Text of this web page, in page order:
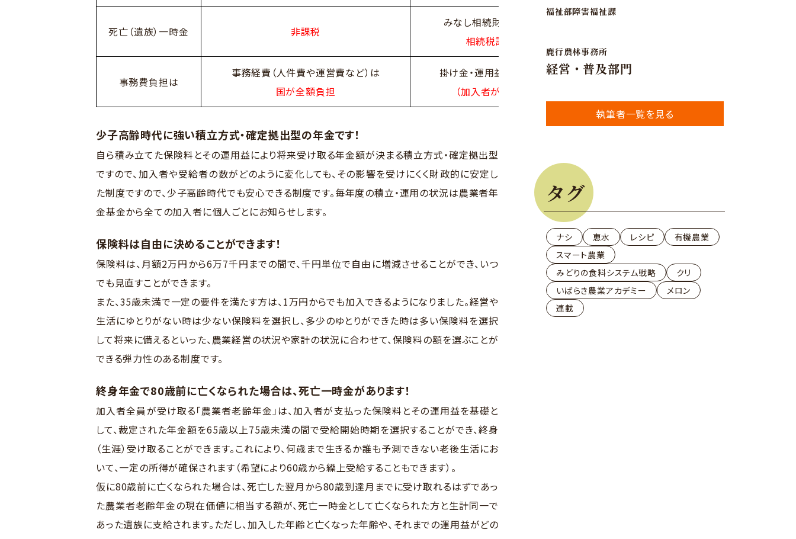
死亡（遺族）一時金 非課税
みなし相続財産として
相続税課税
事務費負担は
事務経費（人件費や運営費など）は
国が全額負担
掛け金・運用益から支出
（加入者が負担）
少子高齢時代に強い積立方式・確定拠出型の年金です！
自ら積み立てた保険料とその運用益により将来受け取る年金額が決まる積立方式・確定拠出型
ですので、加入者や受給者の数がどのように変化しても、その影響を受けにくく財政的に安定し
た制度ですので、少子高齢時代でも安心できる制度です。毎年度の積立・運用の状況は農業者年
金基金から全ての加入者に個人ごとにお知らせします。
保険料は自由に決めることができます！
保険料は、月額2万円から6万7千円までの間で、千円単位で自由に増減させることができ、いつ
でも見直すことができます。
また、35歳未満で一定の要件を満たす方は、1万円からでも加入できるようになりました。経営や
生活にゆとりがない時は少ない保険料を選択し、多少のゆとりができた時は多い保険料を選択
して将来に備えるといった、農業経営の状況や家計の状況に合わせて、保険料の額を選ぶことが
できる弾力性のある制度です。
終身年金で80歳前に亡くなられた場合は、死亡一時金があります！
加入者全員が受け取る「農業者老齢年金」は、加入者が支払った保険料とその運用益を基礎と
して、裁定された年金額を65歳以上75歳未満の間で受給開始時期を選択することができ、終身
（生涯）受け取ることができます。これにより、何歳まで生きるか誰も予測できない老後生活にお
いて、一定の所得が確保されます（希望により60歳から繰上受給することもできます）。
仮に80歳前に亡くなられた場合は、死亡した翌月から80歳到達月までに受け取れるはずであっ
た農業者老齢年金の現在価値に相当する額が、死亡一時金として亡くなられた方と生計同一で
あった遺族に支給されます。ただし、加入した年齢と亡くなった年齢や、それまでの運用益がどの
福祉部障害福祉課
鹿行農林事務所
経営・普及部門
執筆者一覧を見る
タグ
ナシ 恵水 レシピ
有機農業
スマート農業
みどりの食料システム戦略
クリ
いばらき農業アカデミー
メロン
連載